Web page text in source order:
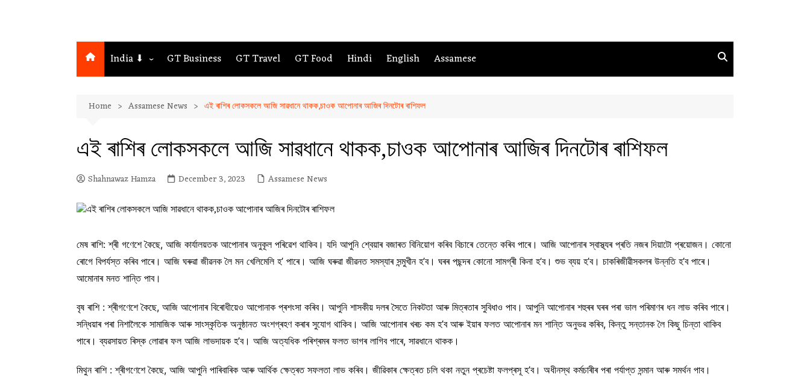
India ⬇
Guwahati
GT Business GT Travel GT Food Hindi English Assamese
Home Assamese News এই ৰাশিৰ লোকসকলে আজি সাৱধানে থাকক,চাওক আপোনাৰ আজিৰ দিনটোৰ ৰাশিফল
এই ৰাশিৰ লোকসকলে আজি সাৱধানে থাকক,চাওক আপোনাৰ আজিৰ দিনটোৰ ৰাশিফল
Shahnawaz Hamza December 3, 2023 Assamese News
মেষ ৰাশি: শ্ৰী গণেশে কৈছে, আজি কাৰ্যালয়তক আপোনাৰ অনুকূল পৰিৱেশ থাকিব। যদি আপুনি শ্বেয়াৰ বজাৰত বিনিয়োগ কৰিব বিচাৰে তেন্তে কৰিব পাৰে। আজি আপোনাৰ স্বাস্থ্যৰ প্ৰতি নজৰ দিয়াটো প্ৰয়োজন। কোনো
ৰোগে বিপৰ্যস্ত কৰিব পাৰে। আজি ঘৰুৱা জীৱনক লৈ মন খেলিমেলি হ’ পাৰে। আজি ঘৰুৱা জীৱনত সমস্যাৰ সন্মুখীন হ’ব। ঘৰৰ পছন্দৰ কোনো সামগ্ৰী কিনা হ’ব। শুভ ব্যয় হ’ব। চাকৰিজীৱীসকলৰ উন্নতি হ’ব পাৰে।
আমোনাৰ মনত শান্তি পাব।
বৃষ ৰাশি : শ্ৰীগণেশে কৈছে, আজি আপোনাৰ বিৰোধীয়েও আপোনাক প্ৰশংসা কৰিব। আপুনি শাসকীয় দলৰ সৈতে নিকটতা আৰু মিত্ৰতাৰ সুবিধাও পাব। আপুনি আপোনাৰ শহুৰৰ ঘৰৰ পৰা ভাল পৰিমাণৰ ধন লাভ কৰিব পাৰে।
সন্ধিয়াৰ পৰা নিশালৈকে সামাজিক আৰু সাংস্কৃতিক অনুষ্ঠানত অংশগ্ৰহণ কৰাৰ সুযোগ থাকিব। আজি আপোনাৰ খৰচ কম হ’ব আৰু ইয়াৰ ফলত আপোনাৰ মন শান্তি অনুভৱ কৰিব, কিন্তু সন্তানক লৈ কিছু চিন্তা থাকিব
পাৰে। ব্যৱসায়ত ৰিস্ক লোৱাৰ ফল আজি লাভদায়ক হ’ব। আজি অত্যধিক পৰিশ্ৰমৰ ফলত ভাগৰ লাগিব পাৰে, সাৱধানে থাকক।
মিথুন ৰাশি : শ্ৰীগণেশে কৈছে, আজি আপুনি পাৰিবাৰিক আৰু আৰ্থিক ক্ষেত্ৰত সফলতা লাভ কৰিব। জীৱিকাৰ ক্ষেত্ৰত চলি থকা নতুন প্ৰচেষ্টা ফলপ্ৰসূ হ’ব। অধীনস্থ কৰ্মচাৰীৰ পৰা পৰ্যাপ্ত সন্মান আৰু সমৰ্থন পাব।